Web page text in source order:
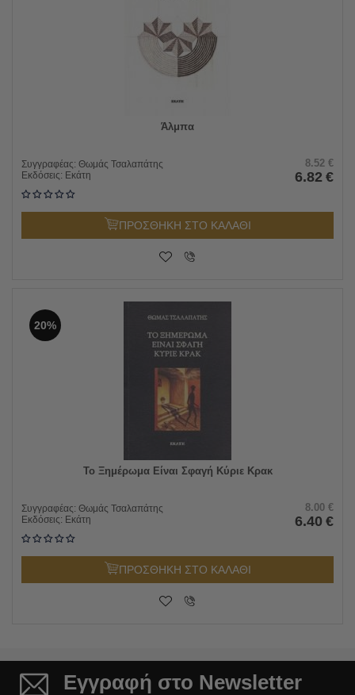
Άλμπα
Συγγραφέας: Θωμάς Τσαλαπάτης
Εκδόσεις: Εκάτη
8.52 €
6.82 €
ΠΡΟΣΘΗΚΗ ΣΤΟ ΚΑΛΑΘΙ
20%
Το Ξημέρωμα Είναι Σφαγή Κύριε Κρακ
Συγγραφέας: Θωμάς Τσαλαπάτης
Εκδόσεις: Εκάτη
8.00 €
6.40 €
ΠΡΟΣΘΗΚΗ ΣΤΟ ΚΑΛΑΘΙ
Εγγραφή στο Newsletter